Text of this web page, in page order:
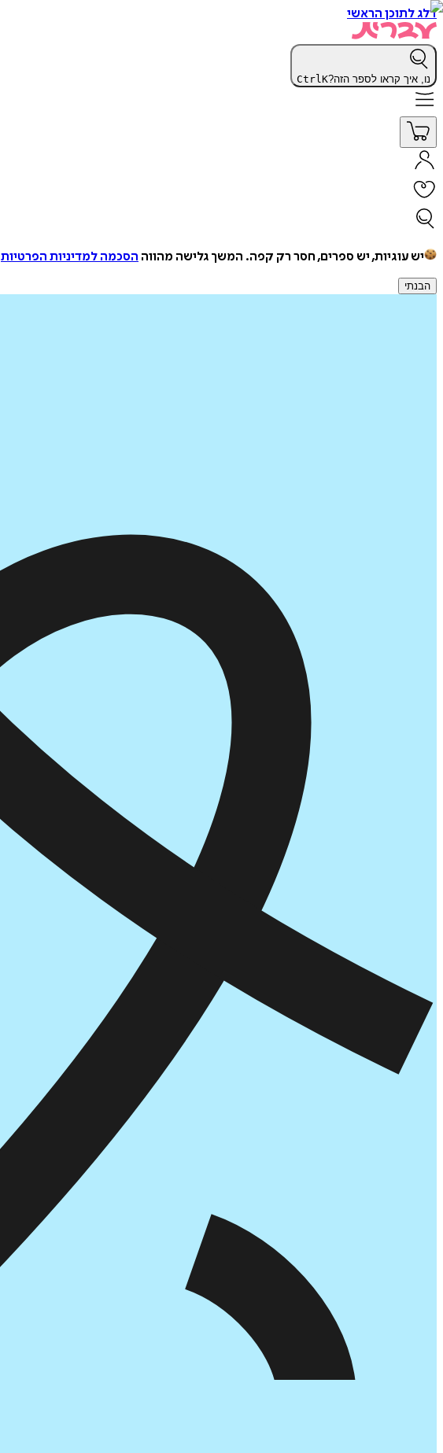
דלג לתוכן הראשי
נו, איך קראו לספר הזה? CtrlK
יש עוגיות, יש ספרים, חסר רק קפה. המשך גלישה מהווה הסכמה למדיניות הפרטיות
הבנתי